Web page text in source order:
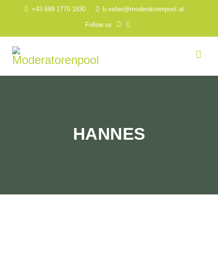
+43 699 1770 1830 b.veber@moderatorenpool.at
Follow us
HANNES